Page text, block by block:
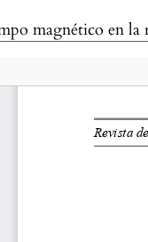
del artículo
magnético en la